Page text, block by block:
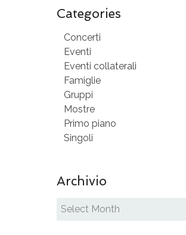
Categories
Concerti
Eventi
Eventi collaterali
Famiglie
Gruppi
Mostre
Primo piano
Singoli
Archivio